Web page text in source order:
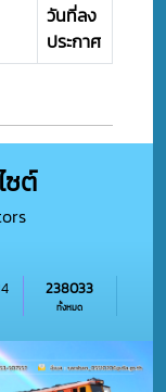
วันที่ลง
ประกาศ
ซต์
ทั้งหมด
238033